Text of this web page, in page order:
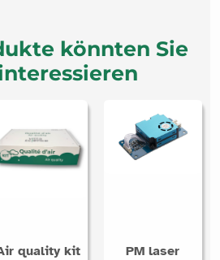
könnten Sie
quality kit
PM laser